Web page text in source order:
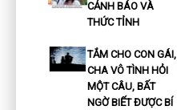
CẢNH BÁO VÀ
THỨC TỈNH
TẮM CHO CON GÁI,
CHA VÔ TÌNH HỎI
MỘT CÂU, BẤT
NGỜ BIẾT ĐƯỢC BÍ